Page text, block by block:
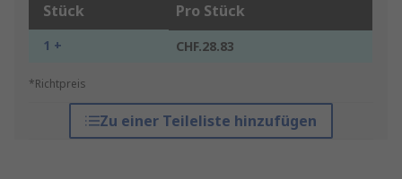
Stück Pro Stück
1 + CHF.28.83
*Richtpreis
Zu einer Teileliste hinzufügen